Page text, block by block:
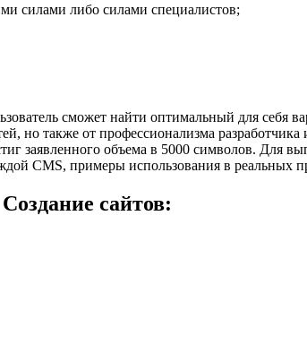
силами либо силами специалистов;
сможет найти оптимальный для себя
но также от профессионализма разработчика
заявленного объема в 5000 символов. Для
CMS, примеры использования в реальных
сайтов: